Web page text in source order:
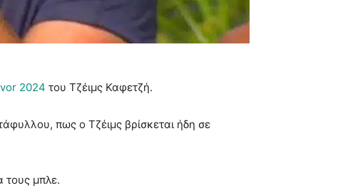
2024 του Τζέιμς Καφετζή.
πως ο Τζέιμς βρίσκεται ήδη σε
τους μπλε.